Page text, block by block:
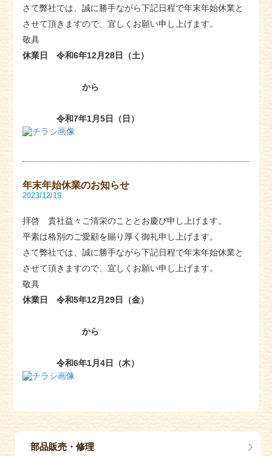
さて弊社では、誠に勝手ながら下記日程で年末年始休業と
させて頂きますので、宜しくお願い申し上げます。
敬具
休業日 令和6年12月28日（土）
から
令和7年1月5日（日）
年末年始休業のお知らせ
2023/12/19
拝啓 貴社益々ご清栄のこととお慶び申し上げます。
平素は格別のご愛顧を賜り厚く御礼申し上げます。
さて弊社では、誠に勝手ながら下記日程で年末年始休業と
させて頂きますので、宜しくお願い申し上げます。
敬具
休業日 令和5年12月29日（金）
から
令和6年1月4日（木）
部品販売・修理